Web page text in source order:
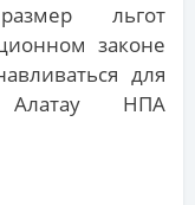
льгот
законе
для
Алатау НПА